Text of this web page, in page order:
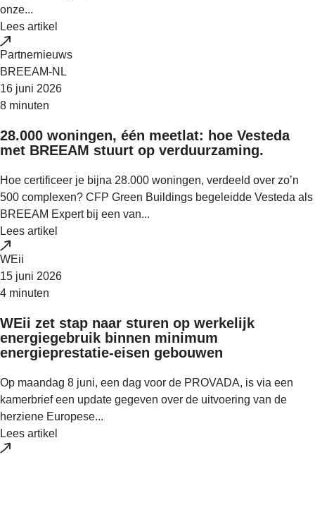
onze...
Lees artikel
Partnernieuws
BREEAM-NL
16 juni 2026
8 minuten
28.000 woningen, één meetlat: hoe Vesteda
met BREEAM stuurt op verduurzaming.
Hoe certificeer je bijna 28.000 woningen, verdeeld over zo’n
500 complexen? CFP Green Buildings begeleidde Vesteda als
BREEAM Expert bij een van...
Lees artikel
WEii
15 juni 2026
4 minuten
WEii zet stap naar sturen op werkelijk
energiegebruik binnen minimum
energieprestatie-eisen gebouwen
Op maandag 8 juni, een dag voor de PROVADA, is via een
kamerbrief een update gegeven over de uitvoering van de
herziene Europese...
Lees artikel